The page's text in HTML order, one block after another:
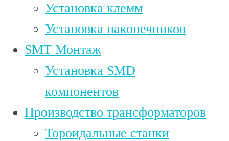
Установка клемм
Установка наконечников
SMT Монтаж
Установка SMD
компонентов
Производство трансформаторов
Тороидальные станки